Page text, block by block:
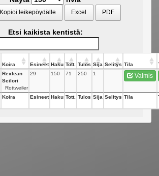
Kopioi leikepöydälle Excel PDF
Etsi kaikista kentistä:
Koira Esineet Haku Tott. Tulos Sija Selitys Tila
Rexlean
Seilori
Rottweiler
29 150 71 250 1 Valmis
Koira Esineet Haku Tott. Tulos Sija Selitys Tila